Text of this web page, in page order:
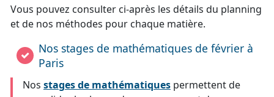
Vous pouvez consulter ci-après les détails du planning
et de nos méthodes pour chaque matière.
Nos stages de mathématiques de février à
Paris
Nos stages de mathématiques permettent de